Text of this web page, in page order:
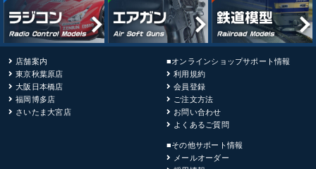
店舗案内
東京秋葉原店
大阪日本橋店
福岡博多店
さいたま大宮店
■オンラインショップサポート情報
利用規約
会員登録
ご注文方法
お問い合わせ
よくあるご質問
■その他サポート情報
メールオーダー